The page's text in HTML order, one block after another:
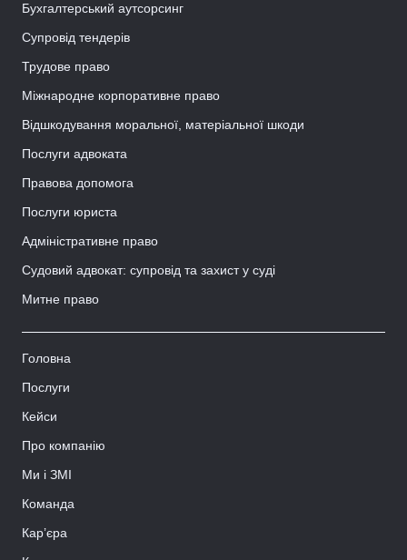
Бухгалтерський аутсорсинг
Супровід тендерів
Трудове право
Міжнародне корпоративне право
Відшкодування моральної, матеріальної шкоди
Послуги адвоката
Правова допомога
Послуги юриста
Адміністративне право
Судовий адвокат: супровід та захист у суді
Митне право
Головна
Послуги
Кейси
Про компанію
Ми і ЗМІ
Команда
Кар’єра